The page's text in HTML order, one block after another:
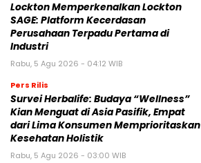
Lockton Memperkenalkan Lockton
SAGE: Platform Kecerdasan
Perusahaan Terpadu Pertama di
Industri
Rabu, 5 Agu 2026 - 04:12 WIB
Pers Rilis
Survei Herbalife: Budaya “Wellness”
Kian Menguat di Asia Pasifik, Empat
dari Lima Konsumen Memprioritaskan
Kesehatan Holistik
Rabu, 5 Agu 2026 - 03:00 WIB